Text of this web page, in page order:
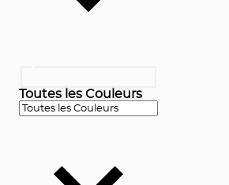
Toutes les Couleurs